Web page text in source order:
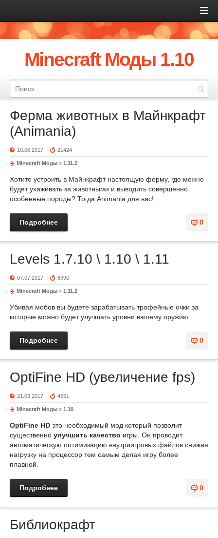
Minecraft Моды 1.10
Ферма животных в Майнкрафт
(Animania)
10.06.2017 21424
Minecraft Моды » 1.11.2
Хотите устроить в Майнкрафт настоящую ферму, где можно
будет ухаживать за животными и выводить совершенно
особенные породы? Тогда Animania для вас!
0
Подробнее
Levels 1.7.10 \ 1.10 \ 1.11
07.07.2017 6990
Minecraft Моды » 1.11.2
Убивая мобов вы будете зарабатывать трофейные очки за
которые можно будет улучшать уровни вашему оружию.
0
Подробнее
OptiFine HD (увеличение fps)
21.03.2017 4551
Minecraft Моды » 1.10
OptiFine HD это необходимый мод который позволит
существенно улучшить качество игры. Он проводит
автоматическую оптимизацию внутриигровых файлов снижая
нагрузку на процессор тем самым делая игру более
плавной.
0
Подробнее
Библиокрафт